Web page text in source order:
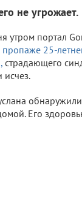
не угрожает.
утром портал
пропаже 25-
страдающего
Его